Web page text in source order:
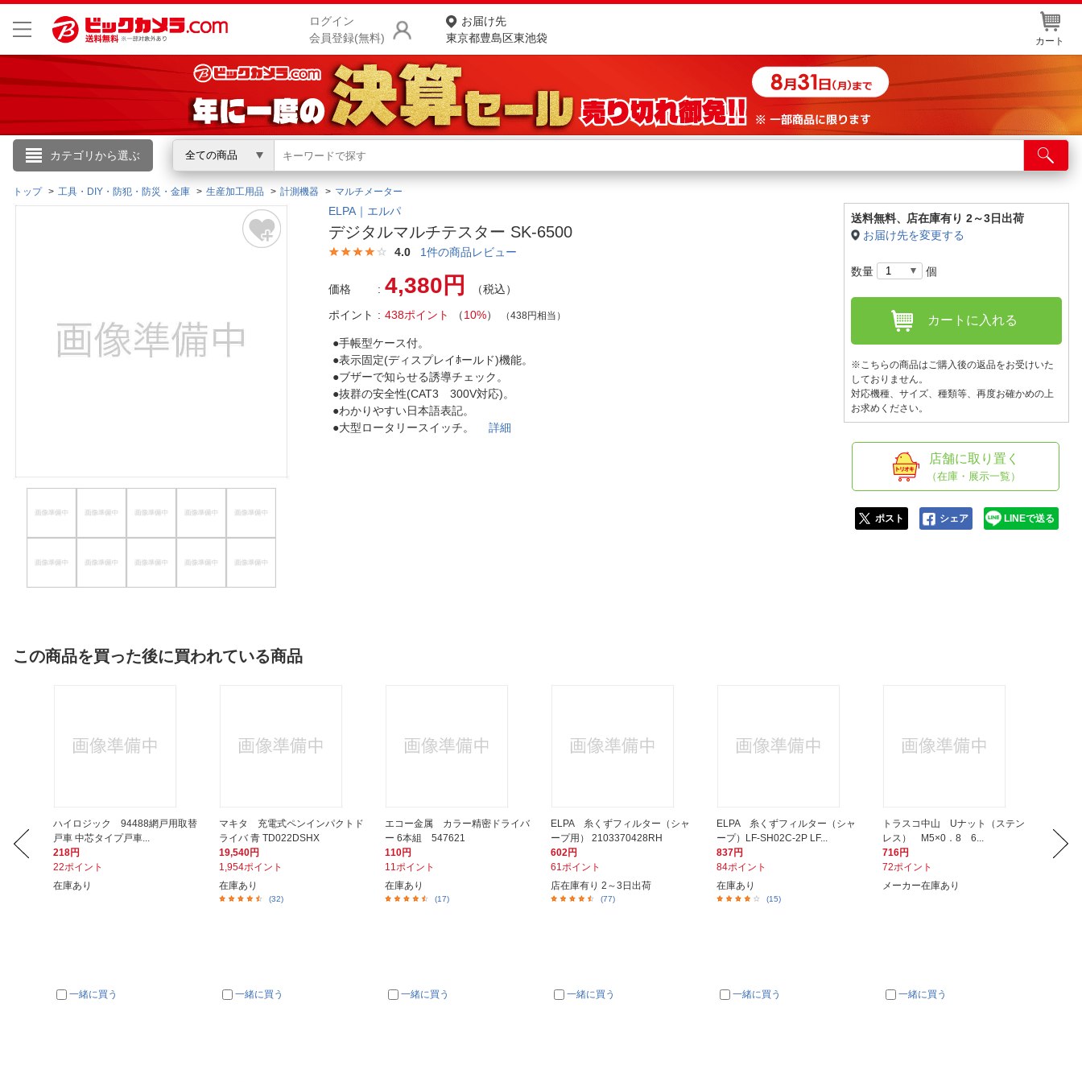
ログイン
会員登録(無料)
お届け先
東京都豊島区東池袋
カート
カテゴリから選ぶ 全ての商品
こんにちは
ログイン
閲覧履歴
商品をさがす
ランキングからさがす
お客様サポート
よくある質問・お問合せ
ご利用規約
店舗サービス
ネット取り置き
トップ 工具・DIY・防犯・防災・金庫 生産加工用品 計測機器 マルチメーター
ELPA｜エルパ
デジタルマルチテスター SK-6500
4.0 1件の商品レビュー
価格 4,380円
（税込）
ポイント
438ポイント （10%） （438円相当）
●手帳型ケース付。
●表示固定(ディスプレイﾎールド)機能。
●ブザーで知らせる誘導チェック。
●抜群の安全性(CAT3 300V対応)。
●わかりやすい日本語表記。
●大型ロータリースイッチ。詳細
送料無料、 店在庫有り 2～3日出荷
お届け先を変更する
数量 個
カートに入れる
※こちらの商品はご購入後の返品をお受けいた
しておりません。
対応機種、サイズ、種類等、再度お確かめの上
お求めください。
店舗に取り置く
（在庫・展示一覧）
ポスト シェア LINEで送る
この商品を買った後に買われている商品
ハイロジック 94488網戸用取替
戸車 中芯タイプ戸車...
218円
22ポイント
在庫あり
一緒に買う
マキタ 充電式ペンインパクトド
ライバ 青 TD022DSHX
19,540円
1,954ポイント
在庫あり
(32)
一緒に買う
エコー金属 カラー精密ドライバ
ー 6本組 547621
110円
11ポイント
在庫あり
(17)
一緒に買う
ELPA 糸くずフィルター（シャ
ープ用） 2103370428RH
602円
61ポイント
店在庫有り 2～3日出荷
(77)
一緒に買う
ELPA 糸くずフィルター（シャ
ープ）LF-SH02C-2P LF...
837円
84ポイント
在庫あり
(15)
一緒に買う
トラスコ中山 Uナット（ステン
レス） M5×0．8 6...
716円
72ポイント
メーカー在庫あり
一緒に買う
ユニ
370円